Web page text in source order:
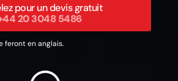
pour un devis gratuit
20 3048 5486
feront en anglais.